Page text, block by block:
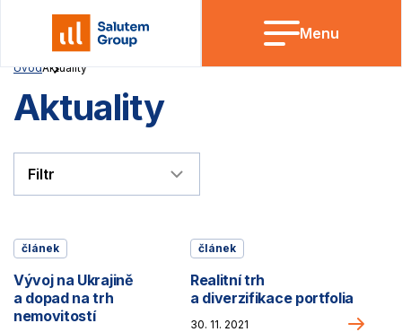
Menu
Aktuality<
ÚvodAktuality
Aktuality
Filtrovat
kategorie:
článek
Vývoj na Ukrajině
a dopad na trh
nemovitostí
článek
Realitní trh
a diverzifikace portfolia
30. 11. 2021